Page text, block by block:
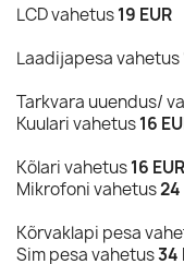
LCD vahetus19 EUR
Laadijapesa vahetus
Tarkvara uuendus/
Kuulari vahetus16
Kõlari vahetus16 EUR
Mikrofoni vahetus24
Kõrvaklapi pesa
Sim pesa vahetus34